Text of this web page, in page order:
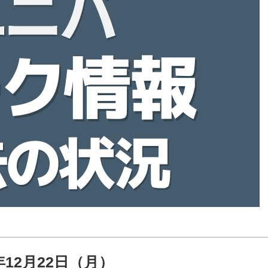
月22日（月）